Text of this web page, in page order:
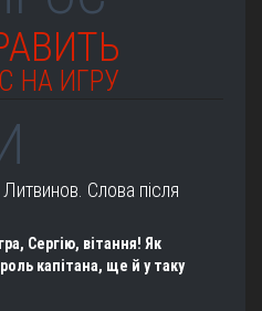
НА ИГРУ
Слова після
Сергію, вітання! Як
капітана, ще й у таку